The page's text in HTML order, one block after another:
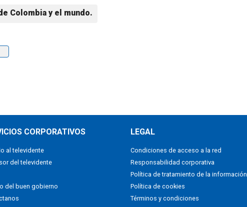
Colombia y el mundo.
CORPORATIVOS
al televidente
del televidente
del buen gobierno
LEGAL
Condiciones de acceso a la red
Responsabilidad corporativa
Política de tratamiento de la información
Política de cookies
Términos y condiciones